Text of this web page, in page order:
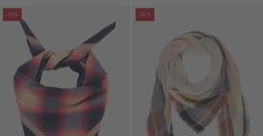
-30%
overslaan
-30%
Galerie overslaan